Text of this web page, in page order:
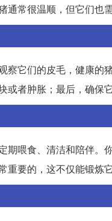
常很温顺，但它们也
察它们的皮毛，健康
者肿胀；最后，确保
期喂食、清洁和陪伴
要的，这不仅能锻炼